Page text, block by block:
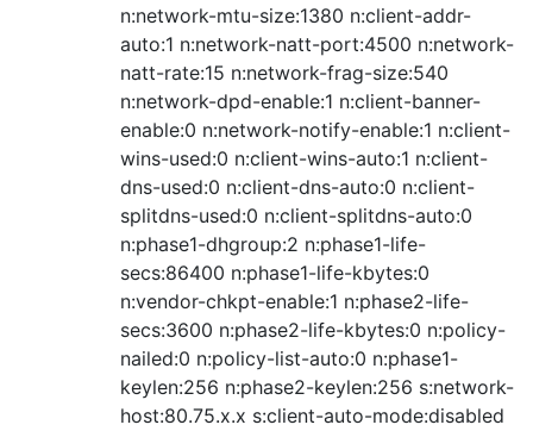
n:network-mtu-size:1380 n:client-addr-
auto:1 n:network-natt-port:4500 n:network-
natt-rate:15 n:network-frag-size:540
n:network-dpd-enable:1 n:client-banner-
enable:0 n:network-notify-enable:1 n:client-
wins-used:0 n:client-wins-auto:1 n:client-
dns-used:0 n:client-dns-auto:0 n:client-
splitdns-used:0 n:client-splitdns-auto:0
n:phase1-dhgroup:2 n:phase1-life-
secs:86400 n:phase1-life-kbytes:0
n:vendor-chkpt-enable:1 n:phase2-life-
secs:3600 n:phase2-life-kbytes:0 n:policy-
nailed:0 n:policy-list-auto:0 n:phase1-
keylen:256 n:phase2-keylen:256 s:network-
host:80.75.x.x s:client-auto-mode:disabled